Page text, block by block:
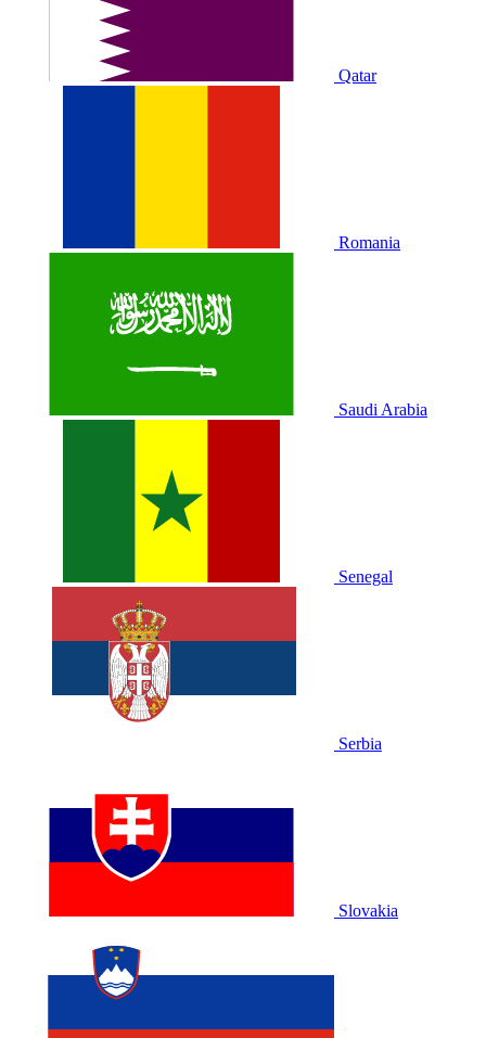
Qatar
Romania
Saudi Arabia
Senegal
Serbia
Slovakia